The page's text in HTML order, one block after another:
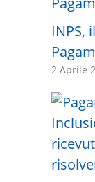
INPS,
2 Aprile